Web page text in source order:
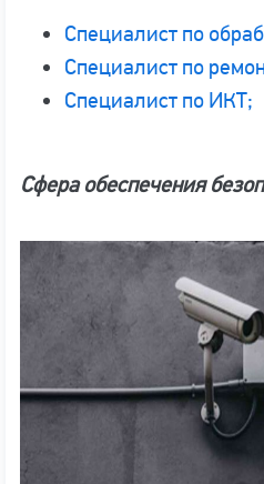
Специалист по
Специалист по
Специалист по ИКТ;
Сфера обеспечения